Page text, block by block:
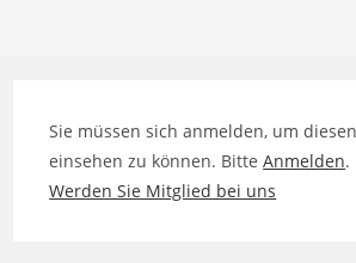
Sie müssen sich anmelden, um
einsehen zu können. BitteAnmelden.
Werden Sie Mitglied bei uns